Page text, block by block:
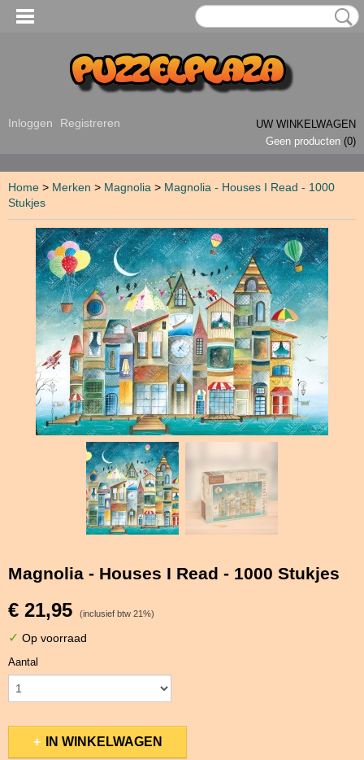
Inloggen Registreren
UW WINKELWAGEN
Geen producten (0)
Home > Merken > Magnolia > Magnolia - Houses I Read - 1000
Stukjes
Magnolia - Houses I Read - 1000 Stukjes
€ 21,95 (inclusief btw 21%)
✓ Op voorraad
Aantal
IN WINKELWAGEN